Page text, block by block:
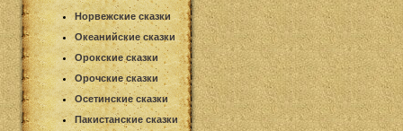
Норвежские сказки
Океанийские сказки
Орокские сказки
Орочские сказки
Осетинские сказки
Пакистанские сказки